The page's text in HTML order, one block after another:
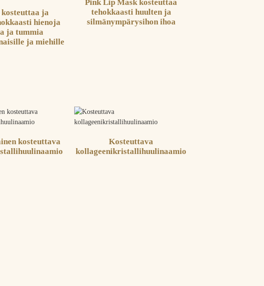
kosteuttaa ja
hienoja
ja tummia
ja miehille
Pink Lip Mask kosteuttaa
tehokkaasti huulten ja
silmänympärysihon ihoa
kosteuttava
Kosteuttava
kollageenikristallihuulinaamio